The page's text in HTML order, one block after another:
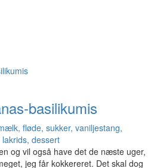
basilikumis
og vil også have det de næste uger,
jeg får kokkereret. Det skal dog